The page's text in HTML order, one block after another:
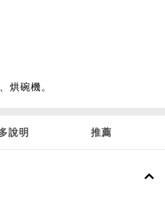
烘碗機。
說明 推薦